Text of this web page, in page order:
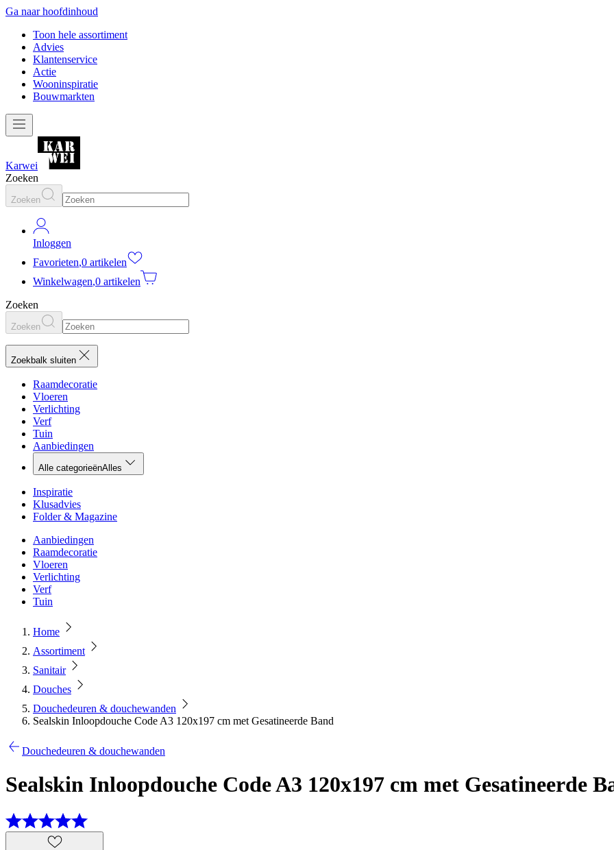
Ga naar hoofdinhoud
Toon hele assortiment
Advies
Klantenservice
Actie
Wooninspiratie
Bouwmarkten
Karwei
Zoeken
Zoeken
Inloggen
Favorieten,0 artikelen
Winkelwagen,0 artikelen
Zoeken
Zoeken
Zoekbalk sluiten
Raamdecoratie
Vloeren
Verlichting
Verf
Tuin
Aanbiedingen
Alle categorieënAlles
Inspiratie
Klusadvies
Folder & Magazine
Aanbiedingen
Raamdecoratie
Vloeren
Verlichting
Verf
Tuin
Home
Assortiment
Sanitair
Douches
Douchedeuren & douchewanden
Sealskin Inloopdouche Code A3 120x197 cm met Gesatineerde Band
Douchedeuren & douchewanden
Sealskin Inloopdouche Code A3 120x197 cm met Gesatineerde